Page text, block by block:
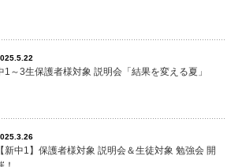
1～3生保護者様対象 説明会「結果を変える夏」
【新中1】保護者様対象 説明会＆生徒対象 勉強会 開